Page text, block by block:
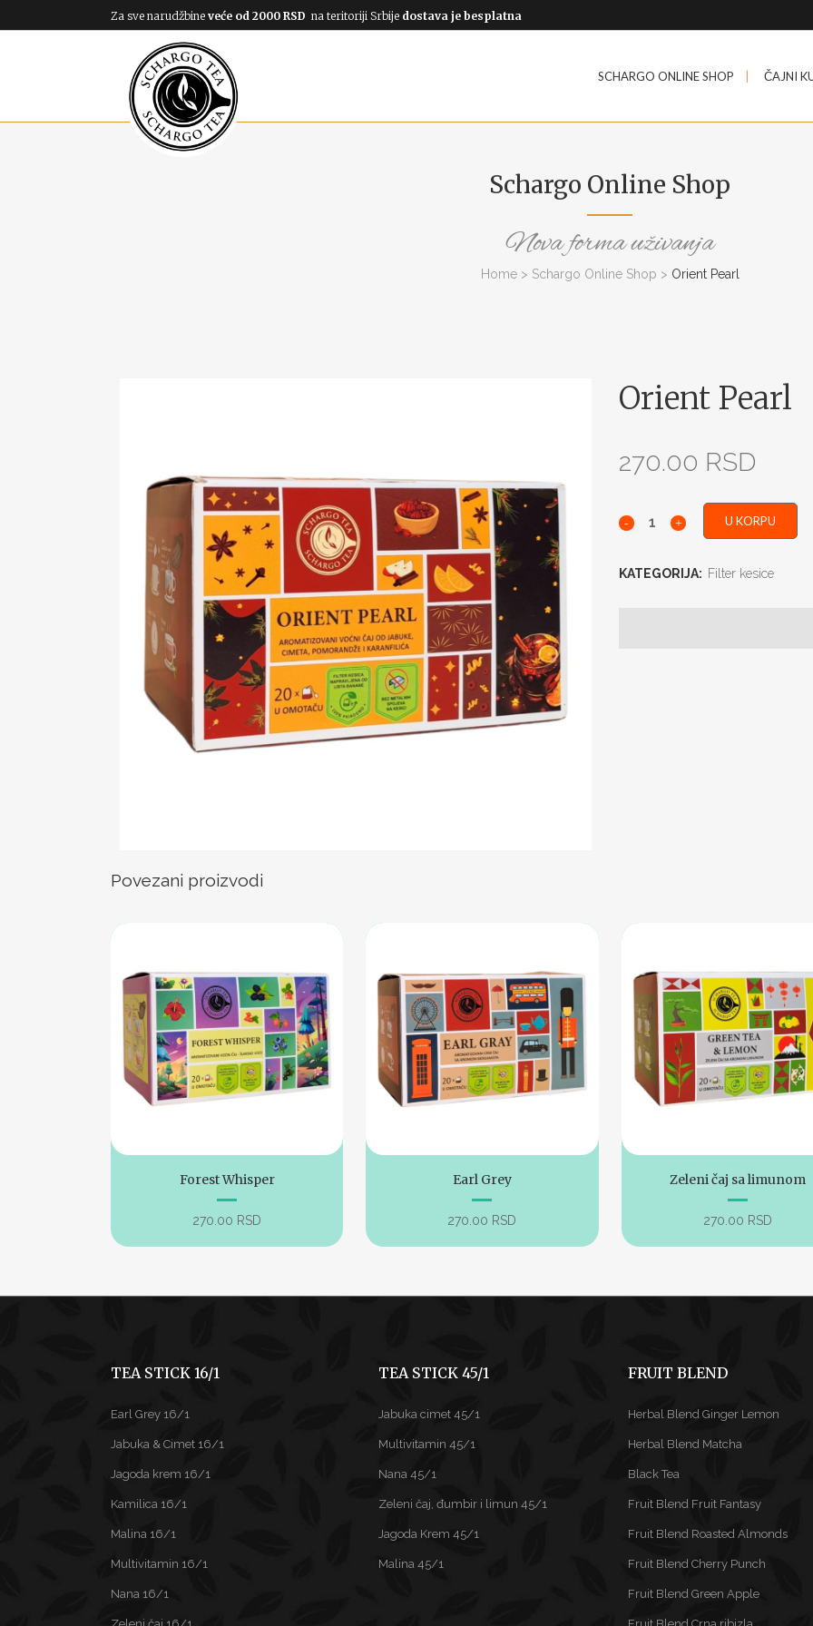
Za sve narudžbine veće od 2000 RSD na teritoriji Srbije dostava je besplatna
SCHARGO ONLINE SHOP ČAJNI
Schargo Online Shop
Nova forma uživanja
Home> Schargo Online Shop > Orient Pearl
Orient Pearl
270.00 RSD
U KORPU
KATEGORIJA: Filter kesice
Povezani proizvodi
Forest Whisper
270.00 RSD
Earl Grey
270.00 RSD
Zeleni čaj sa limunom
270.00 RSD
TEA STICK 16/1
Earl Grey 16/1
Jabuka & Cimet 16/1
Jagoda krem 16/1
Kamilica 16/1
Malina 16/1
Multivitamin 16/1
Nana 16/1
TEA STICK 45/1
Jabuka cimet 45/1
Multivitamin 45/1
Nana 45/1
Zeleni čaj, đumbir i limun 45/1
Jagoda Krem 45/1
Malina 45/1
FRUIT BLEND
Herbal Blend Ginger Lemon
Herbal Blend Matcha
Black Tea
Fruit Blend Fruit Fantasy
Fruit Blend Roasted Almonds
Fruit Blend Cherry Punch
Fruit Blend Green Apple